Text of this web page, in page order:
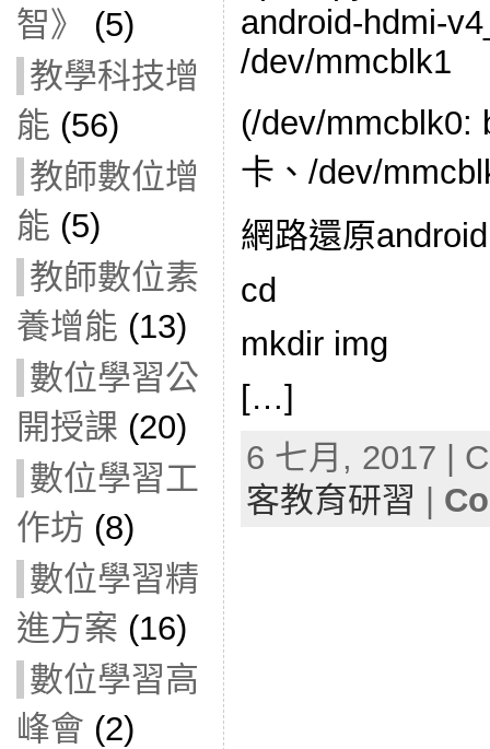
智》
(5)
教學科技增
能 (56)
教師數位增
能 (5)
教師數位素
養增能 (13)
數位學習公
開授課 (20)
數位學習工
作坊 (8)
數位學習精
進方案 (16)
數位學習高
峰會 (2)
android-hdmi-
/dev/mmcblk1
(/dev/mmcblk0:
卡、/dev/
網路還原android
cd
mkdir img
[…]
6 七月, 2017 |
客教育研習